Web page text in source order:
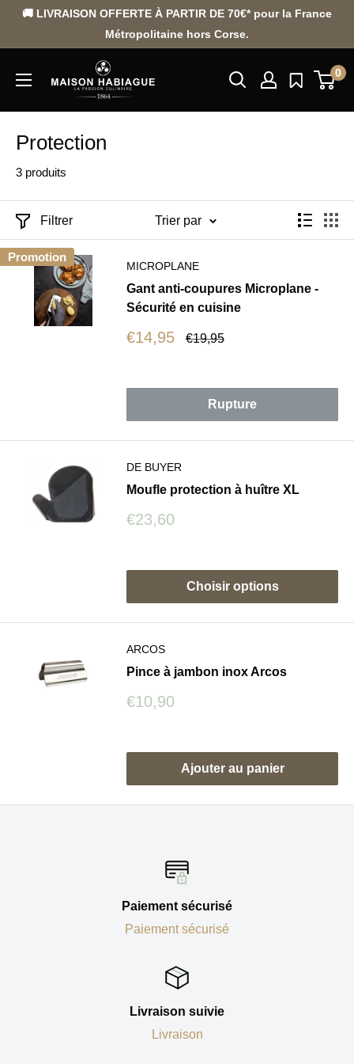
Passer🚚 LIVRAISON OFFERTE À PARTIR DE 70€* pour la France
Métropolitaine hors Corse.
0
Protection
3 produits
Filtrer Trier par
Promotion
MICROPLANE
Gant anti-coupures Microplane -
Sécurité en cuisine
Prix
€14,95
Prix
€19,95
Rupture
DE BUYER
Moufle protection à huître XL
Prix
€23,60
Choisir options
ARCOS
Pince à jambon inox Arcos
Prix
€10,90
Ajouter au panier
Paiement sécurisé
Paiement sécurisé
Livraison suivie
Livraison